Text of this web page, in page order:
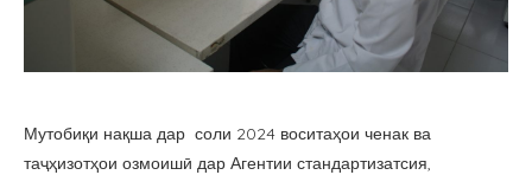
Мутобиқи нақша дар соли 2024 воситаҳои ченак ва
таҷҳизотҳои озмоишӣ дар Агентии стандартизатсия,